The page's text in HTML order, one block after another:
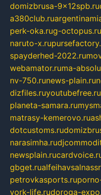
domizbrusa-9x12spb.ru
a380club.ru
perk-oka.rug-octopus.ru
naruto-x.ru
spayderhed-2022.ru
webamator.ruma-
nv-750.runews-plain.ru
dizfiles.ruyoutubefree.ru
planeta-samara.ru
matrasy-kemerovo.ru
dotcustoms.ru
narasimha.ru
newsplain.ru
gbget.ru
petrovkasports.ru
york-life.rudoroga-